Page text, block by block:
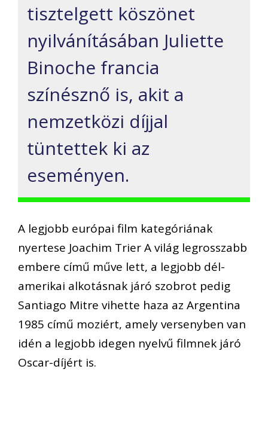
tisztelgett köszönet
nyilvánításában Juliette
Binoche francia
színésznő is, akit a
nemzetközi díjjal
tüntettek ki az
eseményen.
A legjobb európai film kategóriának
nyertese Joachim Trier A világ legrosszabb
embere című műve lett, a legjobb dél-
amerikai alkotásnak járó szobrot pedig
Santiago Mitre vihette haza az Argentina
1985 című moziért, amely versenyben van
idén a legjobb idegen nyelvű filmnek járó
Oscar-díjért is.